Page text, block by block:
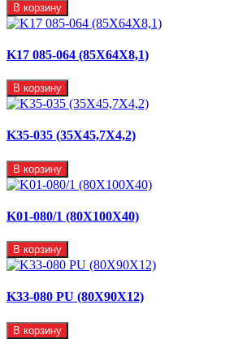
В корзину
K17 085-064 (85X64X8,1)
В корзину
K35-035 (35X45,7X4,2)
В корзину
K01-080/1 (80X100X40)
В корзину
K33-080 PU (80X90X12)
В корзину